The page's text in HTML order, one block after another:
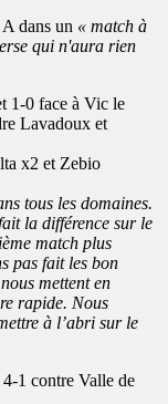
dans un « match à
qui n'aura rien
1-0 face à Vic le
Lavadoux et
x2 et Zebio
tous les domaines.
la différence sur le
match plus
pas fait les bon
mettent en
rapide. Nous
à l’abri sur le
1 contre Valle de